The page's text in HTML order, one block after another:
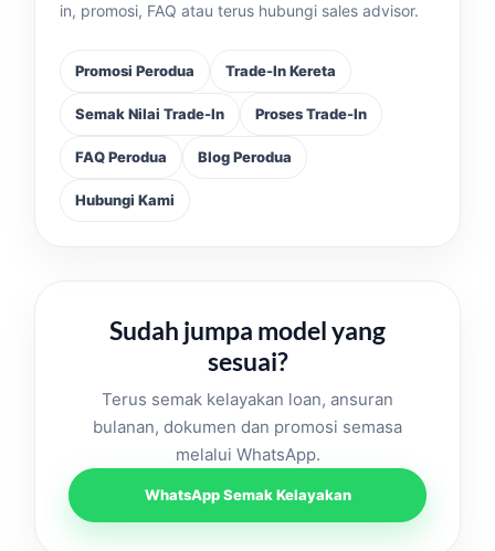
in, promosi, FAQ atau terus hubungi sales advisor.
Promosi Perodua Trade-In Kereta
Semak Nilai Trade-In Proses Trade-In
FAQ Perodua Blog Perodua
Hubungi Kami
Sudah jumpa model yang
sesuai?
Terus semak kelayakan loan, ansuran
bulanan, dokumen dan promosi semasa
melalui WhatsApp.
WhatsApp Semak Kelayakan